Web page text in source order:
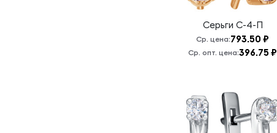
Серьги С-4-П
Ср. цена:793.50 ₽
Ср. опт. цена:396.75 ₽